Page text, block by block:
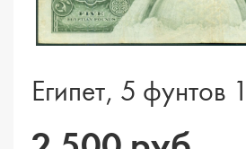
Египет, 5 фунтов